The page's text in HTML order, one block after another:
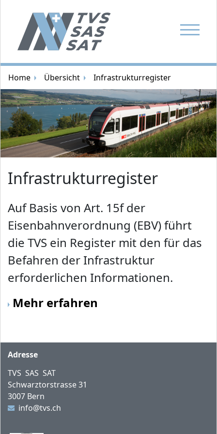
Brotkrümelnavigation
Home Übersicht Infrastrukturregister
Zufallsbild
Infrastrukturregister
Auf Basis von Art. 15f der
Eisenbahnverordnung (EBV) führt
die TVS ein Register mit den für das
Befahren der Infrastruktur
erforderlichen Informationen.
Mehr erfahren
Fusszeile
Adresse
TVS SAS SAT
Schwarztorstrasse 31
3007 Bern
info@tvs.ch